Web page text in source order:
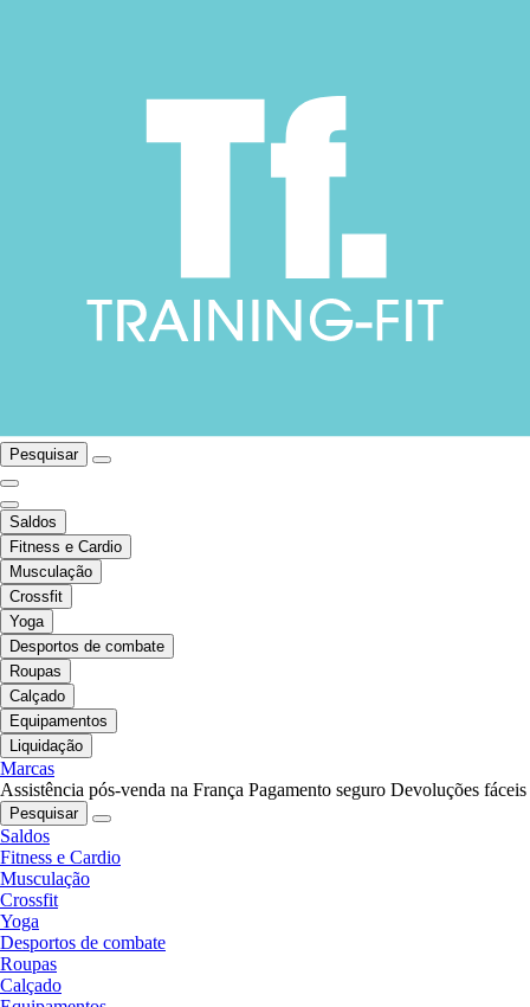
Pesquisar
Saldos
Fitness e Cardio
Musculação
Crossfit
Yoga
Desportos de combate
Roupas
Calçado
Equipamentos
Liquidação
Marcas
Assistência pós-venda na França Pagamento seguro Devoluções fáceis
Pesquisar
Saldos
Fitness e Cardio
Musculação
Crossfit
Yoga
Desportos de combate
Roupas
Calçado